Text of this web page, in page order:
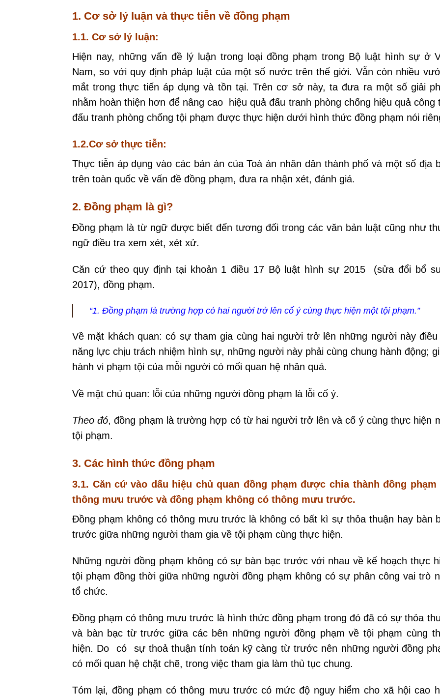
1. Cơ sở lý luận và thực tiễn về đồng phạm
1.1. Cơ sở lý luận:
Hiện nay, những vấn đề lý luận trong loại đồng phạm trong Bộ luật hình sự ở
Nam, so với quy định pháp luật của một số nước trên thế giới. Vẫn còn nhiều
mắt trong thực tiến áp dụng và tồn tại. Trên cơ sở này, ta đưa ra một số giải
nhằm hoàn thiện hơn để nâng cao hiệu quả đấu tranh phòng chống hiệu quả công
đấu tranh phòng chống tội phạm được thực hiện dưới hình thức đồng phạm nói
1.2.Cơ sở thực tiễn:
Thực tiễn áp dụng vào các bản án của Toà án nhân dân thành phố và một số địa
trên toàn quốc về vấn đề đồng phạm, đưa ra nhận xét, đánh giá.
2. Đồng phạm là gì?
Đồng phạm là từ ngữ được biết đến tương đối trong các văn bản luật cũng như
ngữ điều tra xem xét, xét xử.
Căn cứ theo quy định tại khoản 1 điều 17 Bộ luật hình sự 2015 (sửa đổi bổ
2017), đồng phạm.
“1. Đồng phạm là trường hợp có hai người trở lên cố ý cùng thực hiện một tội phạm.”
Về mặt khách quan: có sự tham gia cùng hai người trở lên những người này điều
năng lực chịu trách nhiệm hình sự, những người này phải cùng chung hành động;
hành vi phạm tội của mỗi người có mối quan hệ nhân quả.
Về mặt chủ quan: lỗi của những người đồng phạm là lỗi cố ý.
Theo đó, đồng phạm là trường hợp có từ hai người trở lên và cố ý cùng thực hiện
tội phạm.
3. Các hình thức đồng phạm
3.1. Căn cứ vào dấu hiệu chủ quan đồng phạm được chia thành đồng phạm
thông mưu trước và đồng phạm không có thông mưu trước.
Đồng phạm không có thông mưu trước là không có bất kì sự thỏa thuận hay bàn
trước giữa những người tham gia về tội phạm cùng thực hiện.
Những người đồng phạm không có sự bàn bạc trước với nhau về kế hoạch thực
tội phạm đồng thời giữa những người đồng phạm không có sự phân công vai trò
tổ chức.
Đồng phạm có thông mưu trước là hình thức đồng phạm trong đó đã có sự thỏa
và bàn bạc từ trước giữa các bên những người đồng phạm về tội phạm cùng
hiện. Do có sự thoả thuận tính toán kỹ càng từ trước nên những người đồng
có mối quan hệ chặt chẽ, trong việc tham gia làm thủ tục chung.
Tóm lại, đồng phạm có thông mưu trước có mức độ nguy hiểm cho xã hội cao